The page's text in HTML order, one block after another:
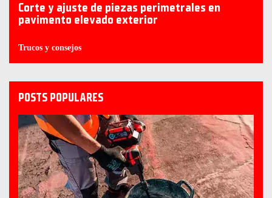
Corte y ajuste de piezas perimetrales en
pavimento elevado exterior
Trucos y consejos
POSTS POPULARES